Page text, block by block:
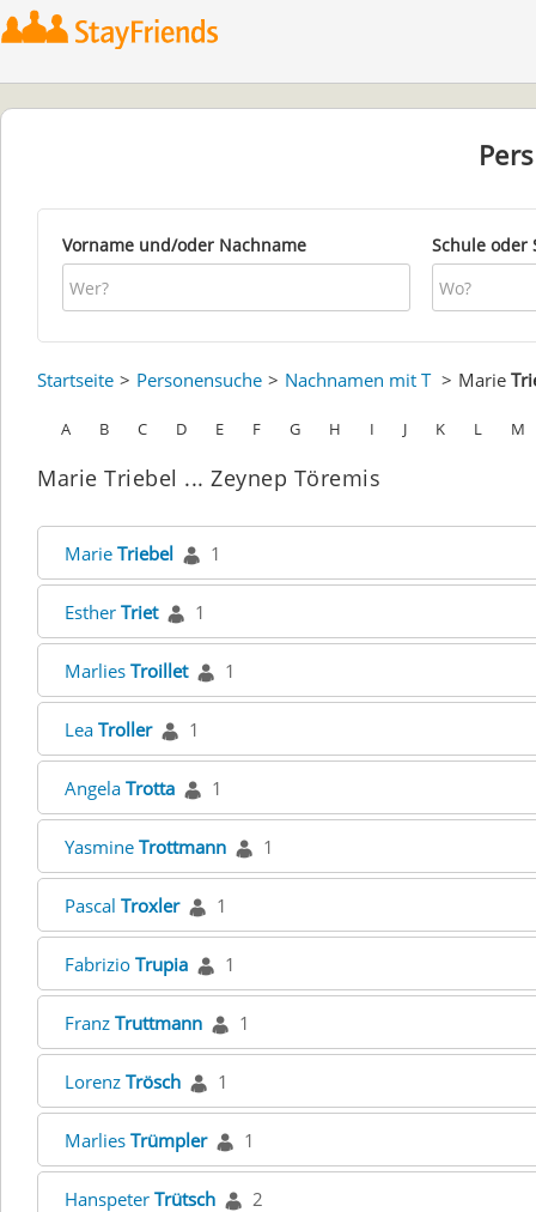
Vorname und/oder Nachname Schule oder
Startseite Personensuche Nachnamen mit T Marie
A B C D E F G H I J K L M
Marie Triebel ... Zeynep Töremis
Marie Triebel 1
Esther Triet 1
Marlies Troillet 1
Lea Troller 1
Angela Trotta 1
Yasmine Trottmann 1
Pascal Troxler 1
Fabrizio Trupia 1
Franz Truttmann 1
Lorenz Trösch 1
Marlies Trümpler 1
Hanspeter Trütsch 2